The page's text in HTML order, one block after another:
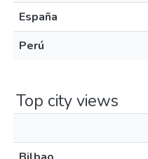
España
Perú
Top city views